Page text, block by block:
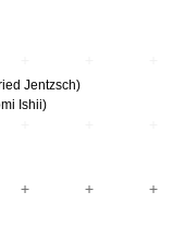
Jentzsch)
Ishii)